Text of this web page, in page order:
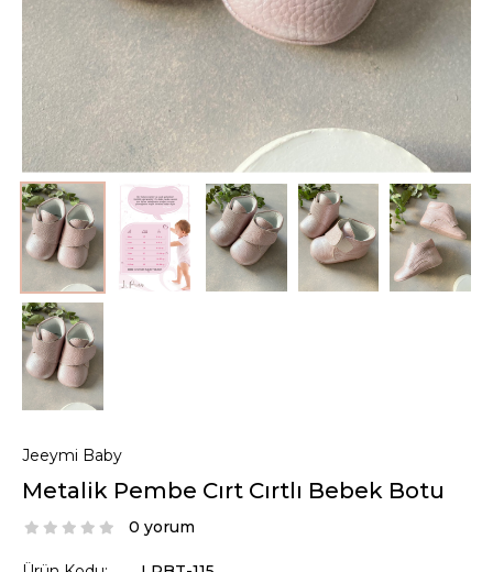
Jeeymi Baby
Metalik Pembe Cırt Cırtlı Bebek Botu
0 yorum